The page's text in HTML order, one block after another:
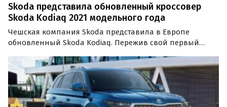
Skoda представила обновленный кроссовер
Skoda Kodiaq 2021 модельного года
Чешская компания Skoda представила в Европе
обновленный Skoda Kodiaq. Пережив свой первый
внешне, стал еще технологичнее внутри и получил
новый 245-сильный двигатель.